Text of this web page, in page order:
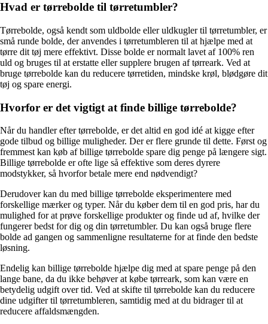
Hvad er tørrebolde til tørretumbler?
Tørrebolde, også kendt som uldbolde eller uldkugler til tørretumbler, er
små runde bolde, der anvendes i tørretumbleren til at hjælpe med at
tørre dit tøj mere effektivt. Disse bolde er normalt lavet af 100% ren
uld og bruges til at erstatte eller supplere brugen af tørreark. Ved at
bruge tørrebolde kan du reducere tørretiden, mindske krøl, blødgøre dit
tøj og spare energi.
Hvorfor er det vigtigt at finde billige tørrebolde?
Når du handler efter tørrebolde, er det altid en god idé at kigge efter
gode tilbud og billige muligheder. Der er flere grunde til dette. Først og
fremmest kan køb af billige tørrebolde spare dig penge på længere sigt.
Billige tørrebolde er ofte lige så effektive som deres dyrere
modstykker, så hvorfor betale mere end nødvendigt?
Derudover kan du med billige tørrebolde eksperimentere med
forskellige mærker og typer. Når du køber dem til en god pris, har du
mulighed for at prøve forskellige produkter og finde ud af, hvilke der
fungerer bedst for dig og din tørretumbler. Du kan også bruge flere
bolde ad gangen og sammenligne resultaterne for at finde den bedste
løsning.
Endelig kan billige tørrebolde hjælpe dig med at spare penge på den
lange bane, da du ikke behøver at købe tørreark, som kan være en
betydelig udgift over tid. Ved at skifte til tørrebolde kan du reducere
dine udgifter til tørretumbleren, samtidig med at du bidrager til at
reducere affaldsmængden.